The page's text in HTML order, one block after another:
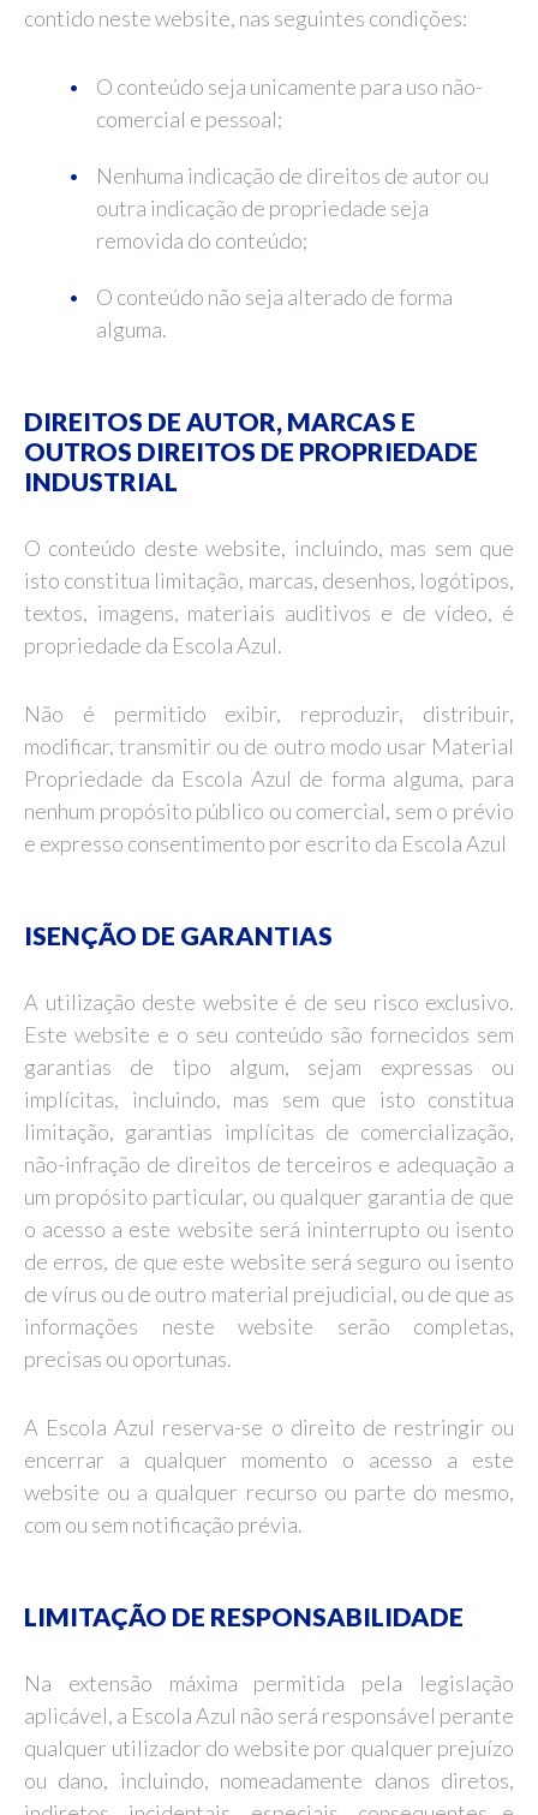
contido neste website, nas seguintes condições:
O conteúdo seja unicamente para uso não-
comercial e pessoal;
Nenhuma indicação de direitos de autor ou
outra indicação de propriedade seja
removida do conteúdo;
O conteúdo não seja alterado de forma
alguma.
DIREITOS DE AUTOR, MARCAS E
OUTROS DIREITOS DE PROPRIEDADE
INDUSTRIAL
O conteúdo deste website, incluindo, mas sem que
isto constitua limitação, marcas, desenhos, logótipos,
textos, imagens, materiais auditivos e de vídeo, é
propriedade da Escola Azul.
Não é permitido exibir, reproduzir, distribuir,
modificar, transmitir ou de outro modo usar Material
Propriedade da Escola Azul de forma alguma, para
nenhum propósito público ou comercial, sem o prévio
e expresso consentimento por escrito da Escola Azul
ISENÇÃO DE GARANTIAS
A utilização deste website é de seu risco exclusivo.
Este website e o seu conteúdo são fornecidos sem
garantias de tipo algum, sejam expressas ou
implícitas, incluindo, mas sem que isto constitua
limitação, garantias implícitas de comercialização,
não-infração de direitos de terceiros e adequação a
um propósito particular, ou qualquer garantia de que
o acesso a este website será ininterrupto ou isento
de erros, de que este website será seguro ou isento
de vírus ou de outro material prejudicial, ou de que as
informações neste website serão completas,
precisas ou oportunas.
A Escola Azul reserva-se o direito de restringir ou
encerrar a qualquer momento o acesso a este
website ou a qualquer recurso ou parte do mesmo,
com ou sem notificação prévia.
LIMITAÇÃO DE RESPONSABILIDADE
Na extensão máxima permitida pela legislação
aplicável, a Escola Azul não será responsável perante
qualquer utilizador do website por qualquer prejuízo
ou dano, incluindo, nomeadamente danos diretos,